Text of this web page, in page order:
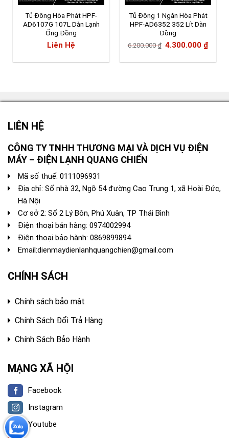
Tủ Đông Hòa Phát HPF-
AD6107G 107L Dàn Lạnh
Ống Đồng
Liên Hệ
Tủ Đông 1 Ngăn Hòa Phát
HPF-AD6352 352 Lít Dàn
Đồng
6.200.000₫ Giá
4.300.000 ₫Giá
LIÊN HỆ
CÔNG TY TNHH THƯƠNG MẠI VÀ DỊCH VỤ ĐIỆN
MÁY – ĐIỆN LẠNH QUANG CHIẾN
Mã số thuế: 0111096931
Địa chỉ: Số nhà 32, Ngõ 54 đường Cao Trung 1, xã Hoài Đức,
Hà Nội
Cơ sở 2: Số 2 Lý Bôn, Phú Xuân, TP Thái Bình
Điện thoại bán hàng: 0974002994
Điện thoại bảo hành: 0869899894
Email:dienmaydienlanhquangchien@gmail.com
CHÍNH SÁCH
Chính sách bảo mật
Chính Sách Đổi Trả Hàng
Chính Sách Bảo Hành
MẠNG XÃ HỘI
Facebook
Instagram
Youtube